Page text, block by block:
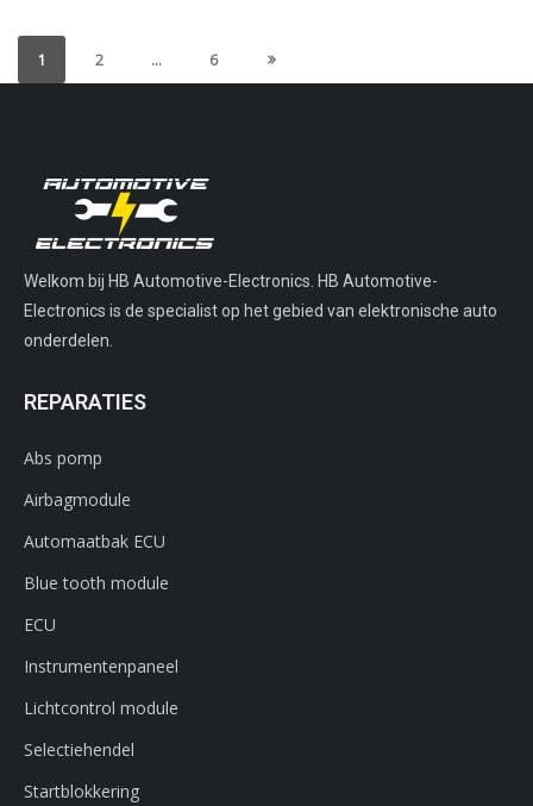
1 2 … 6
Welkom bij HB Automotive-Electronics. HB Automotive-
Electronics is de specialist op het gebied van elektronische auto
onderdelen.
REPARATIES
Abs pomp
Airbagmodule
Automaatbak ECU
Blue tooth module
ECU
Instrumentenpaneel
Lichtcontrol module
Selectiehendel
Startblokkering